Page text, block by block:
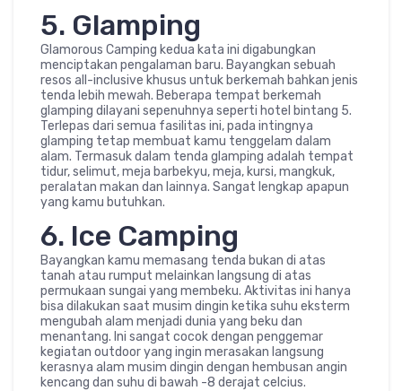
5. Glamping
Glamorous Camping kedua kata ini digabungkan
menciptakan pengalaman baru. Bayangkan sebuah
resos all-inclusive khusus untuk berkemah bahkan jenis
tenda lebih mewah. Beberapa tempat berkemah
glamping dilayani sepenuhnya seperti hotel bintang 5.
Terlepas dari semua fasilitas ini, pada intingnya
glamping tetap membuat kamu tenggelam dalam
alam. Termasuk dalam tenda glamping adalah tempat
tidur, selimut, meja barbekyu, meja, kursi, mangkuk,
peralatan makan dan lainnya. Sangat lengkap apapun
yang kamu butuhkan.
6. Ice Camping
Bayangkan kamu memasang tenda bukan di atas
tanah atau rumput melainkan langsung di atas
permukaan sungai yang membeku. Aktivitas ini hanya
bisa dilakukan saat musim dingin ketika suhu eksterm
mengubah alam menjadi dunia yang beku dan
menantang. Ini sangat cocok dengan penggemar
kegiatan outdoor yang ingin merasakan langsung
kerasnya alam musim dingin dengan hembusan angin
kencang dan suhu di bawah -8 derajat celcius.